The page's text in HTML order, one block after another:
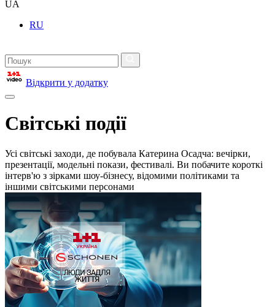
UA
RU
Відкрити у додатку
Світські події
Усі світські заходи, де побувала Катерина Осадча: вечірки,
презентації, модельні покази, фестивалі. Ви побачите короткі
інтерв'ю з зірками шоу-бізнесу, відомими політиками та
іншими світськими персонами